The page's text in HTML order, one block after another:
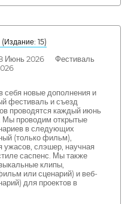
( Издание: 15)
Июнь 2026 Фестиваль
себя новые дополнения и
фестиваль и съезд
проводятся каждый июнь
Мы проводим открытые
в следующих
(только фильм),
ужасов, слэшер, научная
саспенс. Мы также
клипы,
или сценарий) и веб-
для проектов в